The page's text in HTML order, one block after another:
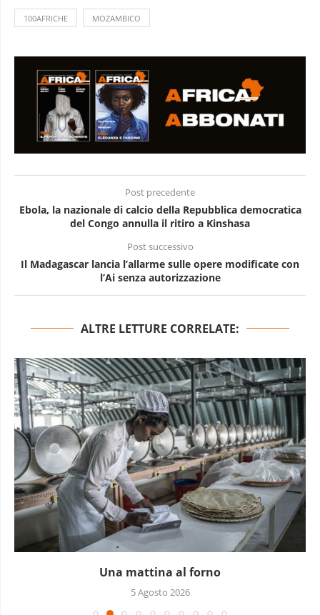
100AFRICHE MOZAMBICO
Post precedente
Ebola, la nazionale di calcio della Repubblica democratica
del Congo annulla il ritiro a Kinshasa
Post successivo
Il Madagascar lancia l’allarme sulle opere modificate con
l’Ai senza autorizzazione
ALTRE LETTURE CORRELATE:
Una mattina al forno
5 Agosto 2026